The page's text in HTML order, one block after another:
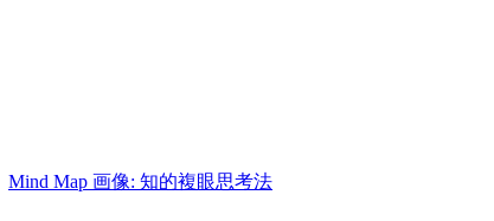
Mind Map 画像: 知的複眼思考法